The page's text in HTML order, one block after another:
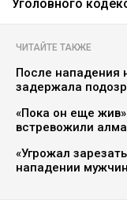
Уголовного
ЧИТАЙТЕ ТАКЖЕ
После нападения
задержала
«Пока он еще
встревожили
«Угрожал
нападении